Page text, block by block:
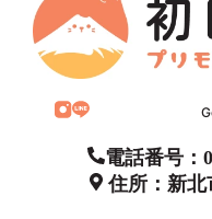
電話番号：
住所：新北